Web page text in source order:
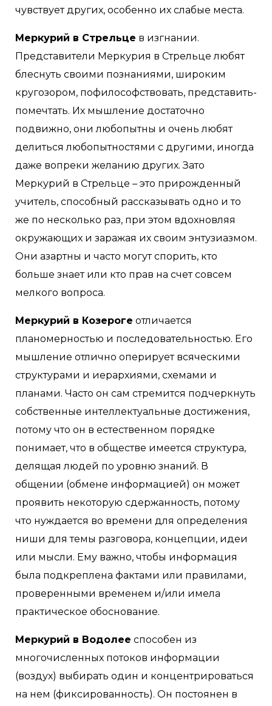
чувствует других, особенно их слабые места.
Меркурий в Стрельце в изгнании.
Представители Меркурия в Стрельце любят
блеснуть своими познаниями, широким
кругозором, пофилософствовать, представить-
помечтать. Их мышление достаточно
подвижно, они любопытны и очень любят
делиться любопытностями с другими, иногда
даже вопреки желанию других. Зато
Меркурий в Стрельце – это прирожденный
учитель, способный рассказывать одно и то
же по несколько раз, при этом вдохновляя
окружающих и заражая их своим энтузиазмом.
Они азартны и часто могут спорить, кто
больше знает или кто прав на счет совсем
мелкого вопроса.
Меркурий в Козероге отличается
планомерностью и последовательностью. Его
мышление отлично оперирует всяческими
структурами и иерархиями, схемами и
планами. Часто он сам стремится подчеркнуть
собственные интеллектуальные достижения,
потому что он в естественном порядке
понимает, что в обществе имеется структура,
делящая людей по уровню знаний. В
общении (обмене информацией) он может
проявить некоторую сдержанность, потому
что нуждается во времени для определения
ниши для темы разговора, концепции, идеи
или мысли. Ему важно, чтобы информация
была подкреплена фактами или правилами,
проверенными временем и/или имела
практическое обоснование.
Меркурий в Водолее способен из
многочисленных потоков информации
(воздух) выбирать один и концентрироваться
на нем (фиксированность). Он постоянен в